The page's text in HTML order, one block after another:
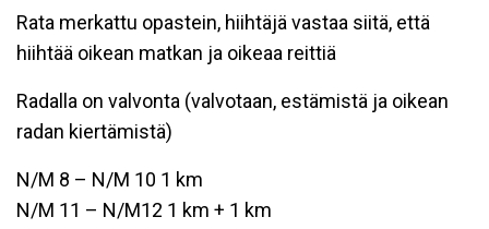
Rata merkattu opastein, hiihtäjä vastaa siitä, että
hiihtää oikean matkan ja oikeaa reittiä
Radalla on valvonta (valvotaan, estämistä ja oikean
radan kiertämistä)
N/M 8 – N/M 10 1 km
N/M 11 – N/M12 1 km + 1 km